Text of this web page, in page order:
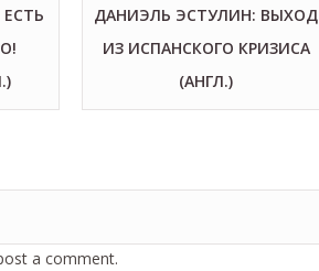
ДАНИЭЛЬ ЭСТУЛИН: ВЫХОД
ИЗ ИСПАНСКОГО КРИЗИСА
(АНГЛ.)
a comment.